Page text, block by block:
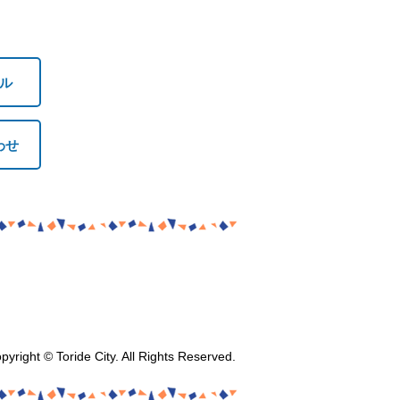
せ
© Toride City. All Rights Reserved.